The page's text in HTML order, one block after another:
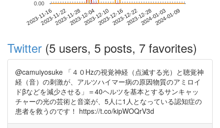
2023-11-162023-11-222023-11-282023-12-042023-12-102023-12-162023-12-222023-12-282024-01-032024-01-09
0.00
Twitter (5 users, 5 posts, 7 favorites)
@camuiyosuke 「４０Hzの視覚神経（点滅する光）と聴覚神
経（音）の刺激が、アルツハイマー病の原因物質のアミロイ
ドβなどを減少させる」＝40ヘルツを基本とするサンキャッ
チャーの光の芸術と音楽が、5人に1人となっている認知症の
患者を救うのです！ https://t.co/kipWOQrV3d